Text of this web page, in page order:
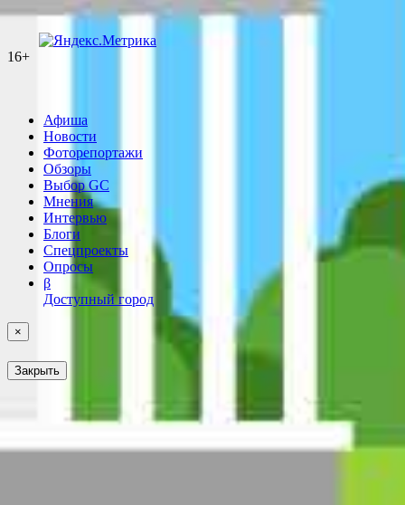
16+
Афиша
Новости
Фоторепортажи
Обзоры
Выбор GC
Мнения
Интервью
Блоги
Спецпроекты
Опросы
β
Доступный город
×
Закрыть